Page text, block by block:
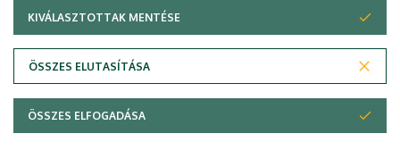
Adatvédelem
Copyright © 2026 Unideb
KIVÁLASZTOTTAK MENTÉSE
ÖSSZES ELUTASÍTÁSA
WITHDRAW CONSENT
ÖSSZES ELFOGADÁSA